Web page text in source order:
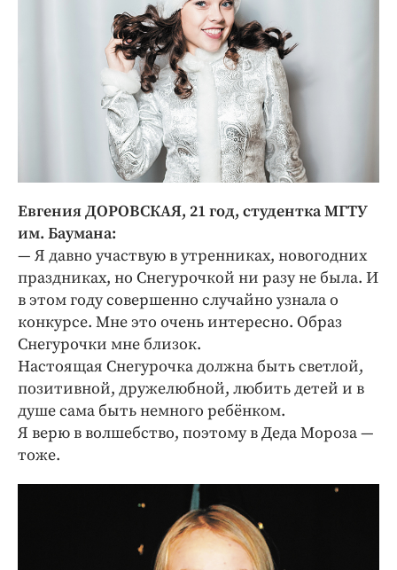
Евгения ДОРОВСКАЯ, 21 год, студентка МГТУ
им. Баумана:
— Я давно участвую в утренниках, новогодних
праздниках, но Снегурочкой ни разу не была. И
в этом году совершенно случайно узнала о
конкурсе. Мне это очень интересно. Образ
Снегурочки мне близок.
Настоящая Снегурочка должна быть светлой,
позитивной, дружелюбной, любить детей и в
душе сама быть немного ребёнком.
Я верю в волшебство, поэтому в Деда Мороза —
тоже.